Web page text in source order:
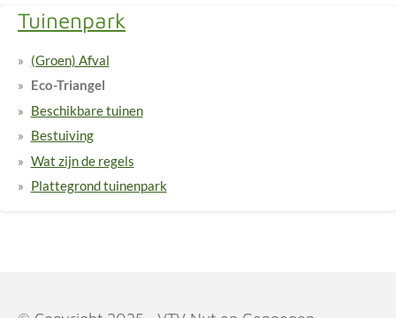
Tuinenpark
(Groen) Afval
Eco-Triangel
Beschikbare tuinen
Bestuiving
Wat zijn de regels
Plattegrond tuinenpark